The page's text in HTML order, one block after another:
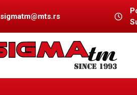
sigmatm@mts.rs